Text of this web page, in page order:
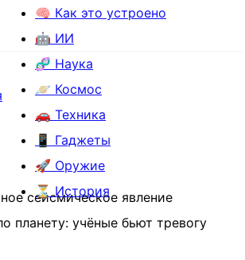
🧠 Как это устроено
🤖 ИИ
🧬 Наука
🪐 Космос
🚗 Техника
📱 Гаджеты
🚀 Оружие
⏳ История
сейсмическое явление
планету: учёные бьют тревогу